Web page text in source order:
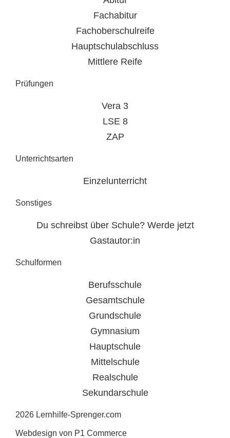
Fachabitur
Fachoberschulreife
Hauptschulabschluss
Mittlere Reife
Prüfungen
Vera 3
LSE 8
ZAP
Unterrichtsarten
Einzelunterricht
Sonstiges
Du schreibst über Schule? Werde jetzt
Gastautor:in
Schulformen
Berufsschule
Gesamtschule
Grundschule
Gymnasium
Hauptschule
Mittelschule
Realschule
Sekundarschule
2026 Lernhilfe-Sprenger.com
Webdesign von P1 Commerce